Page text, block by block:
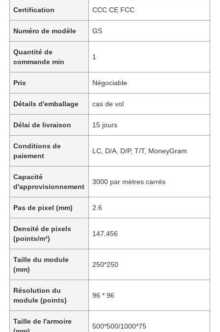
Certification CCC CE FCC
Numéro de modèle GS
Quantité de
commande min
1
Prix Négociable
Détails d'emballage cas de vol
Délai de livraison 15 jours
Conditions de
paiement
LC, D/A, D/P, T/T, MoneyGram
Capacité
d'approvisionnement
3000 par mètres carrés
Pas de pixel (mm) 2.6
Densité de pixels
(points/m²)
147,456
Taille du module
(mm)
250*250
Résolution du
module (points)
96 * 96
Taille de l'armoire
500*500/1000*75